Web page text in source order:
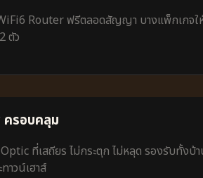
Router ฟรีตลอดสัญญา บางแพ็กเกจใ
ตัว
รอบคลุม
ที่เสถียร ไม่กระตุก ไม่หลุด รองรับทั้งบ้
าวน์เฮาส์